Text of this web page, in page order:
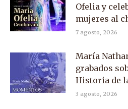
Ofelia y
mujeres al
7 agosto, 2026
María
grabados
Historia de
3 agosto, 2026